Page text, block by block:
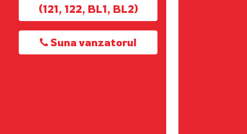
(121, 122, BL1, BL2)
Suna vanzatorul